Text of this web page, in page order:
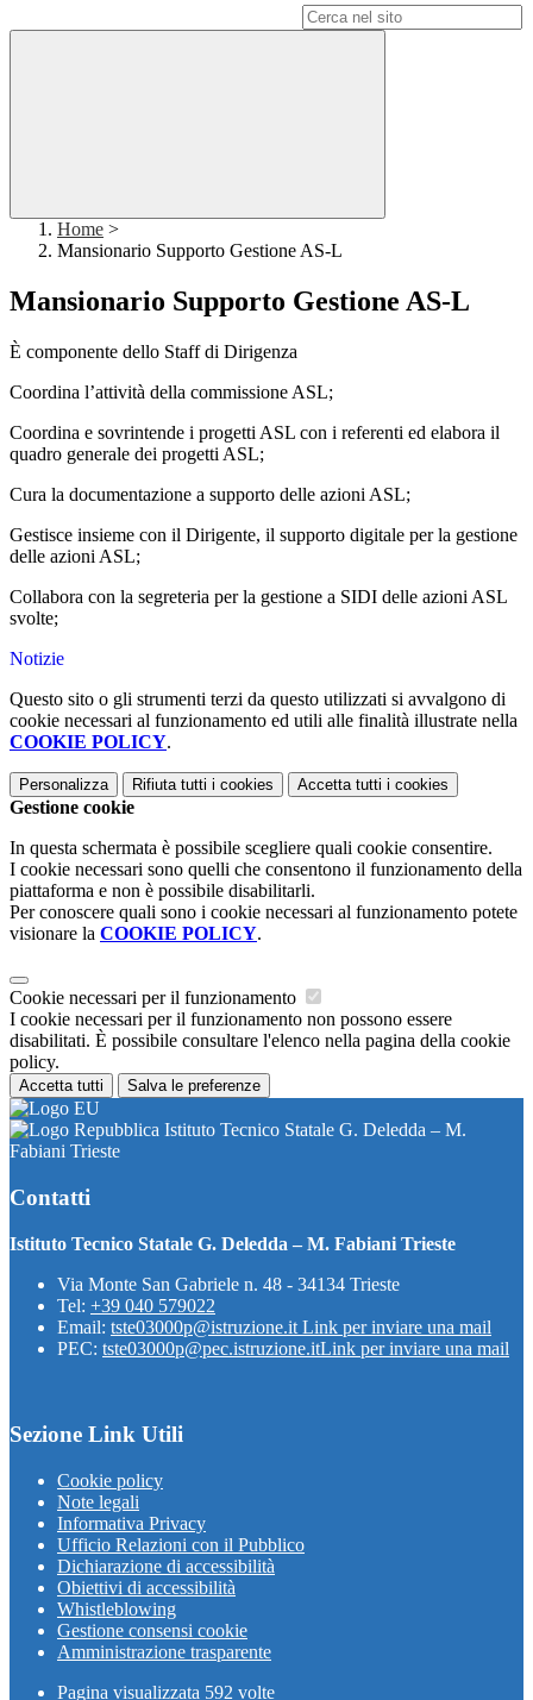
Home >
Mansionario Supporto Gestione AS-L
Mansionario Supporto Gestione AS-L
È componente dello Staff di Dirigenza
Coordina l’attività della commissione ASL;
Coordina e sovrintende i progetti ASL con i referenti ed elabora il
quadro generale dei progetti ASL;
Cura la documentazione a supporto delle azioni ASL;
Gestisce insieme con il Dirigente, il supporto digitale per la gestione
delle azioni ASL;
Collabora con la segreteria per la gestione a SIDI delle azioni ASL
svolte;
Notizie
Questo sito o gli strumenti terzi da questo utilizzati si avvalgono di
cookie necessari al funzionamento ed utili alle finalità illustrate nella
COOKIE POLICY.
Personalizza Rifiuta tutti i cookies Accetta tutti i cookies
Gestione cookie
In questa schermata è possibile scegliere quali cookie consentire.
I cookie necessari sono quelli che consentono il funzionamento della
piattaforma e non è possibile disabilitarli.
Per conoscere quali sono i cookie necessari al funzionamento potete
visionare la COOKIE POLICY.
Cookie necessari per il funzionamento
I cookie necessari per il funzionamento non possono essere
disabilitati. È possibile consultare l'elenco nella pagina della cookie
policy.
Accetta tutti Salva le preferenze
Istituto Tecnico Statale G. Deledda – M.
Fabiani Trieste
Contatti
Istituto Tecnico Statale G. Deledda – M. Fabiani Trieste
Via Monte San Gabriele n. 48 - 34134 Trieste
Tel: +39 040 579022
Email: tste03000p@istruzione.it Link per inviare una mail
PEC: tste03000p@pec.istruzione.itLink per inviare una mail
Sezione Link Utili
Cookie policy
Note legali
Informativa Privacy
Ufficio Relazioni con il Pubblico
Dichiarazione di accessibilità
Obiettivi di accessibilità
Whistleblowing
Gestione consensi cookie
Amministrazione trasparente
Pagina visualizzata 592 volte